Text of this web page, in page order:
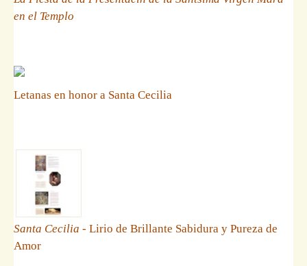
en el Templo
Letanas en honor a Santa Cecilia
Santa Cecilia - Lirio de Brillante Sabidura y Pureza de
Amor